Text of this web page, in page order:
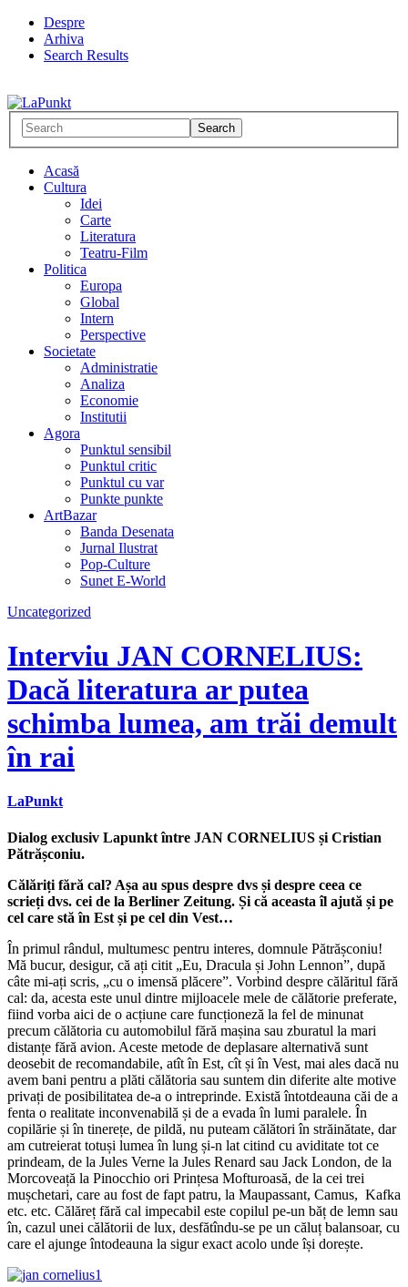
Despre
Arhiva
Search Results
Acasă
Cultura
Idei
Carte
Literatura
Teatru-Film
Politica
Europa
Global
Intern
Perspective
Societate
Administratie
Analiza
Economie
Institutii
Agora
Punktul sensibil
Punktul critic
Punktul cu var
Punkte punkte
ArtBazar
Banda Desenata
Jurnal Ilustrat
Pop-Culture
Sunet E-World
Uncategorized
Interviu JAN CORNELIUS:
Dacă literatura ar putea
schimba lumea, am trăi demult
în rai
LaPunkt
Dialog exclusiv Lapunkt între JAN CORNELIUS și Cristian
Pătrășconiu.
Călăriți fără cal? Așa au spus despre dvs și despre ceea ce
scrieți dvs. cei de la Berliner Zeitung. Și că aceasta îl ajută și pe
cel care stă în Est și pe cel din Vest…
În primul rândul, multumesc pentru interes, domnule Pătrășconiu!
Mă bucur, desigur, că ați citit „Eu, Dracula și John Lennon”, după
câte mi-ați scris, „cu o imensă plăcere”. Vorbind despre călăritul fără
cal: da, acesta este unul dintre mijloacele mele de călătorie preferate,
fiind vorba aici de o acțiune care funcționeză la fel de minunat
precum călătoria cu automobilul fără mașina sau zburatul la mari
distanțe fără avion. Aceste metode de deplasare alternativă sunt
deosebit de recomandabile, atît în Est, cît și în Vest, mai ales dacă nu
avem bani pentru a plăti călătoria sau suntem din diferite alte motive
privați de posibilitatea de-a o intreprinde. Există întotdeauna căi de a
fenta o realitate inconvenabilă și de a evada în lumi paralele. În
copilărie și în tinerețe, de pildă, nu puteam călători în străinătate, dar
am cutreierat totuși lumea în lung și-n lat citind cu aviditate tot ce
prindeam, de la Jules Verne la Jules Renard sau Jack London, de la
Morcoveață la Pinocchio ori Prințesa Mofturoasă, de la cei trei
mușchetari, care au fost de fapt patru, la Maupassant, Camus, Kafka
etc. etc. Călăreț fără cal impecabil este copilul pe-un băț de lemn sau
în, cazul unei călătorii de lux, desfătîndu-se pe un căluț balansoar, cu
care el ajunge întodeauna la sigur exact acolo unde își dorește.